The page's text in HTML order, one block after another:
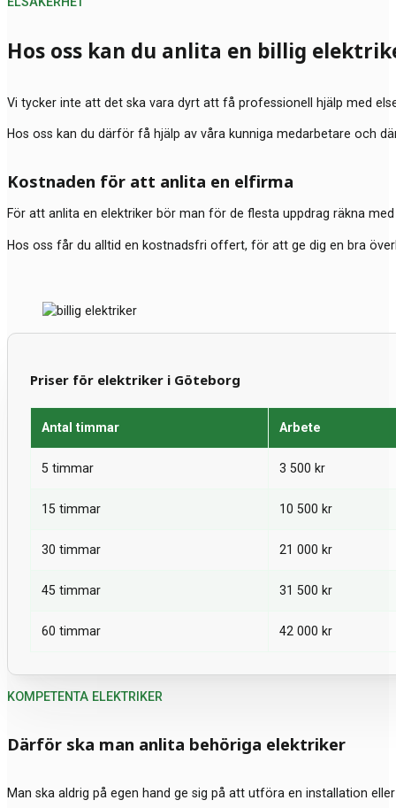
Hos oss kan du anlita en billig
Vi tycker inte att det ska vara dyrt att få professionell hjälp med
Hos oss kan du därför få hjälp av våra kunniga medarbetare och
Kostnaden för att anlita en elfirma
För att anlita en elektriker bör man för de flesta uppdrag räkna
Hos oss får du alltid en kostnadsfri offert, för att ge dig en bra
Priser för elektriker i Göteborg
Antal timmar Arbete
5 timmar 3 500 kr
15 timmar 10 500 kr
30 timmar 21 000 kr
45 timmar 31 500 kr
60 timmar 42 000 kr
Därför ska man anlita behöriga elektriker
Man ska aldrig på egen hand ge sig på att utföra en installation
KOMPETENTA ELEKTRIKER